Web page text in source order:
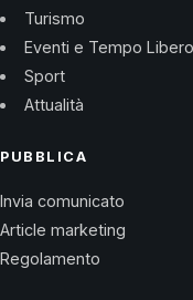
Turismo
Eventi e Tempo Libero
Sport
Attualità
PUBBLICA
Invia comunicato
Article marketing
Regolamento